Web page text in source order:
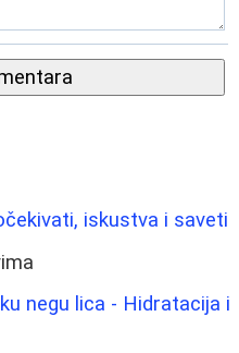
iskustva i saveti
negu lica - Hidratacija i